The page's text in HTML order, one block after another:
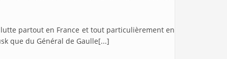
partout en France et tout particulièrement en
que du Général de Gaulle[...]